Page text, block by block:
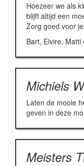
Hoezeer we als
blijft altijd een
Zorg goed voor
Bart, Elvire, Matti
Michiels
Laten de mooie
geven in deze
Meisters